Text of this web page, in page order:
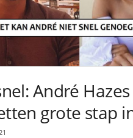
André
grote stap